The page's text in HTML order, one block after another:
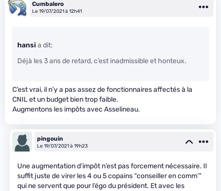
Cumbalero
Le 19/07/2021 à 12h41
hansi a dit:
Déjà les 3 ans de retard, c’est inadmissible et honteux.
C’est vrai, il n’y a pas assez de fonctionnaires affectés à la
CNIL et un budget bien trop faible.
Augmentons les impôts avec Asselineau.
pingouin
Le 19/07/2021 à 19h23
Une augmentation d’impôt n’est pas forcement nécessaire. Il
suffit juste de virer les 4 ou 5 copains “conseiller en comm’”
qui ne servent que pour l’égo du président. Et avec les